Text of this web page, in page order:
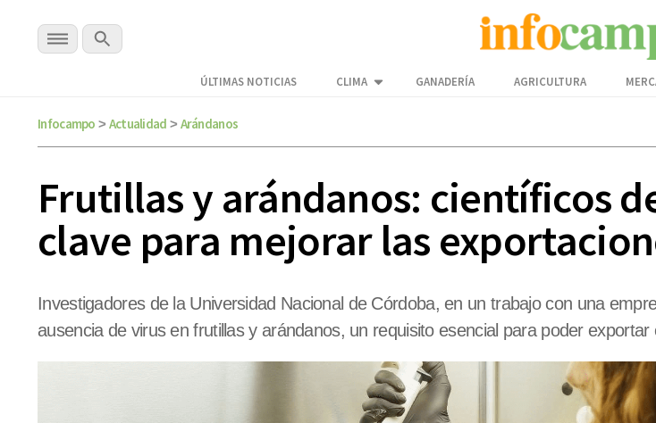
ÚLTIMAS NOTICIAS CLIMA GANADERÍA AGRICULTURA
Infocampo > Actualidad > Arándanos
Frutillas y arándanos: científicos
clave para mejorar las
Investigadores de la Universidad Nacional de Córdoba, en un trabajo con una
ausencia de virus en frutillas y arándanos, un requisito esencial para poder exportar